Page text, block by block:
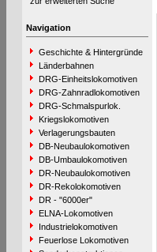
Navigation
Geschichte & Hintergründe
Länderbahnen
DRG-Einheitslokomotiven
DRG-Zahnradlokomotiven
DRG-Schmalspurlok.
Kriegslokomotiven
Verlagerungsbauten
DB-Neubaulokomotiven
DB-Umbaulokomotiven
DR-Neubaulokomotiven
DR-Rekolokomotiven
DR - "6000er"
ELNA-Lokomotiven
Industrielokomotiven
Feuerlose Lokomotiven